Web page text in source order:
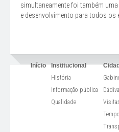
simultaneamente foi também
e desenvolvimento para todos os
Início
Institucional
História
Informação pública
Qualidade